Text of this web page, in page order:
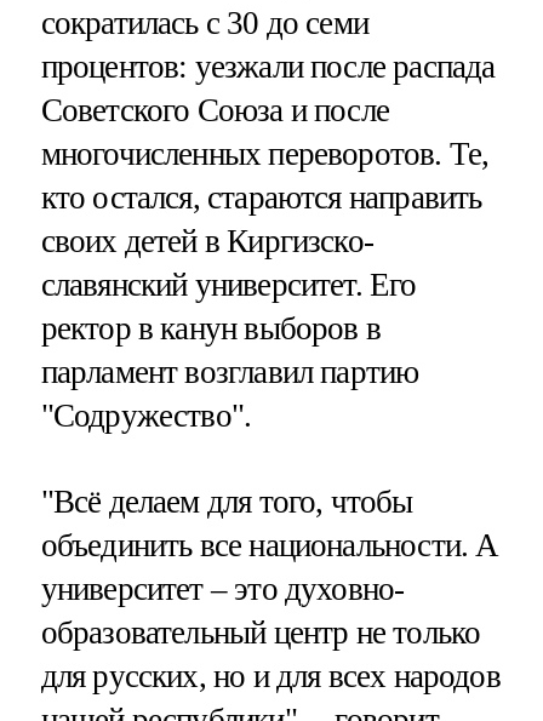
сократилась с 30 до семи
процентов: уезжали после распада
Советского Союза и после
многочисленных переворотов. Те,
кто остался, стараются направить
своих детей в Киргизско-
славянский университет. Его
ректор в канун выборов в
парламент возглавил партию
"Содружество".
"Всё делаем для того, чтобы
объединить все национальности. А
университет – это духовно-
образовательный центр не только
для русских, но и для всех народов